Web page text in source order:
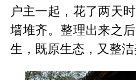
户主一起，花了两天
墙堆齐。整理出来之
生 ，既原生态，又整